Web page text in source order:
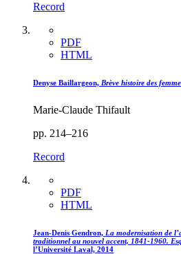
Record
PDF
HTML
Denyse Baillargeon, Brève histoire des
Marie-Claude Thifault
pp. 214–216
Record
PDF
HTML
Jean-Denis Gendron, La modernisation de
traditionnel au nouvel accent, 1841-1960.
l’Université Laval, 2014